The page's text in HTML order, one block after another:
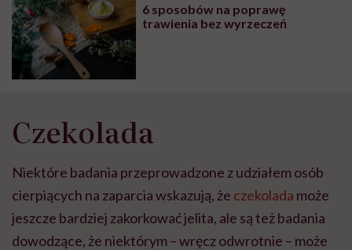
6 sposobów na poprawę
trawienia bez wyrzeczeń
Czekolada
Niektóre badania przeprowadzone z udziałem osób
cierpiących na zaparcia wskazują, że czekolada może
jeszcze bardziej zakorkować jelita, ale są też badania
dowodzące, że niektórym – wręcz odwrotnie – może